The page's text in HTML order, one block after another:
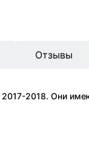
2018. Они
Отзывы